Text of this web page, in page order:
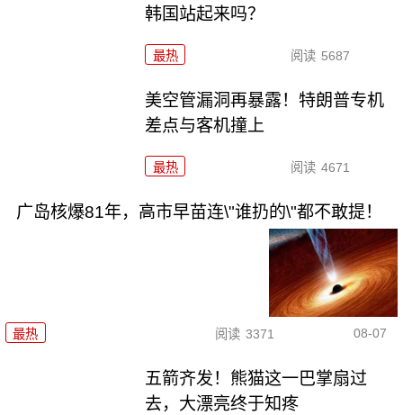
韩国站起来吗？
最热 阅读 5687
美空管漏洞再暴露！特朗普专机
差点与客机撞上
最热 阅读 4671
广岛核爆81年，高市早苗连\"谁扔的\"都不敢提！
最热 阅读 3371 08-07
五箭齐发！熊猫这一巴掌扇过
去，大漂亮终于知疼